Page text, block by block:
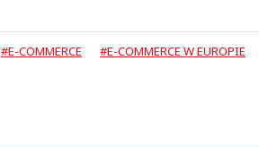
#E-COMMERCE #E-COMMERCE W EUROPIE